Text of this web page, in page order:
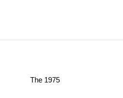
The 1975